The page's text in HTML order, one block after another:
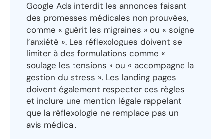
Google Ads interdit les annonces faisant
des promesses médicales non prouvées,
comme « guérit les migraines » ou « soigne
l’anxiété ». Les réflexologues doivent se
limiter à des formulations comme «
soulage les tensions » ou « accompagne la
gestion du stress ». Les landing pages
doivent également respecter ces règles
et inclure une mention légale rappelant
que la réflexologie ne remplace pas un
avis médical.